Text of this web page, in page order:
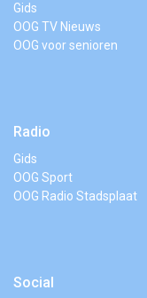
Gids
OOG TV Nieuws
OOG voor senioren
Radio
Gids
OOG Sport
OOG Radio Stadsplaat
Social